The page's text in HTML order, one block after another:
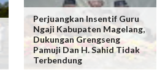
Perjuangkan Insentif Guru
Ngaji Kabupaten Magelang,
Dukungan Grengseng
Pamuji Dan H. Sahid Tidak
Terbendung